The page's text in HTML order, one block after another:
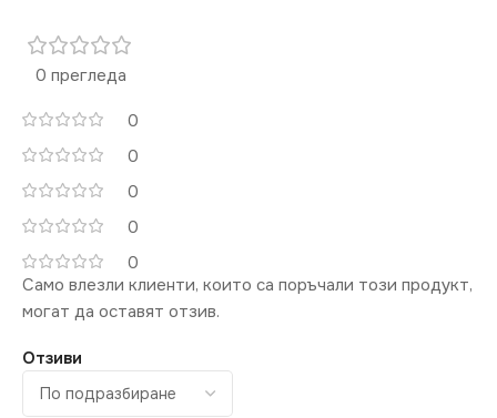
0 прегледа
0
0
0
0
0
Отзиви
Само влезли клиенти, които са поръчали този продукт,
могат да оставят отзив.